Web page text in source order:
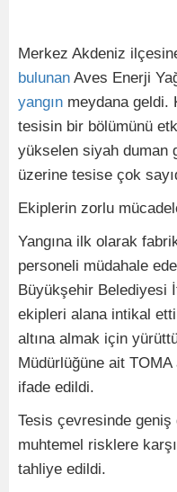
Merkez Akdeniz
bulunan Aves Enerji
yangın meydana geldi.
tesisin bir bölümünü
yükselen siyah duman
üzerine tesise çok
Ekiplerin zorlu
Yangına ilk olarak
personeli müdahale
Büyükşehir Belediyesi
ekipleri alana intikal
altına almak için
Müdürlüğüne ait TOMA
ifade edildi.
Tesis çevresinde geniş
muhtemel risklere
tahliye edildi.